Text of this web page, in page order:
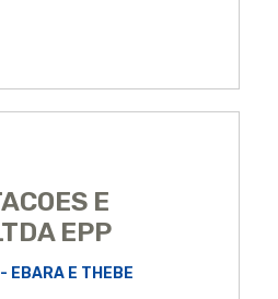
E
EPP
E THEBE